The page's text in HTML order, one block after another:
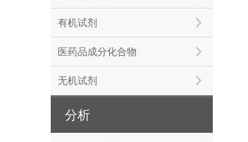
有机试剂
医药品成分化合物
无机试剂
分析